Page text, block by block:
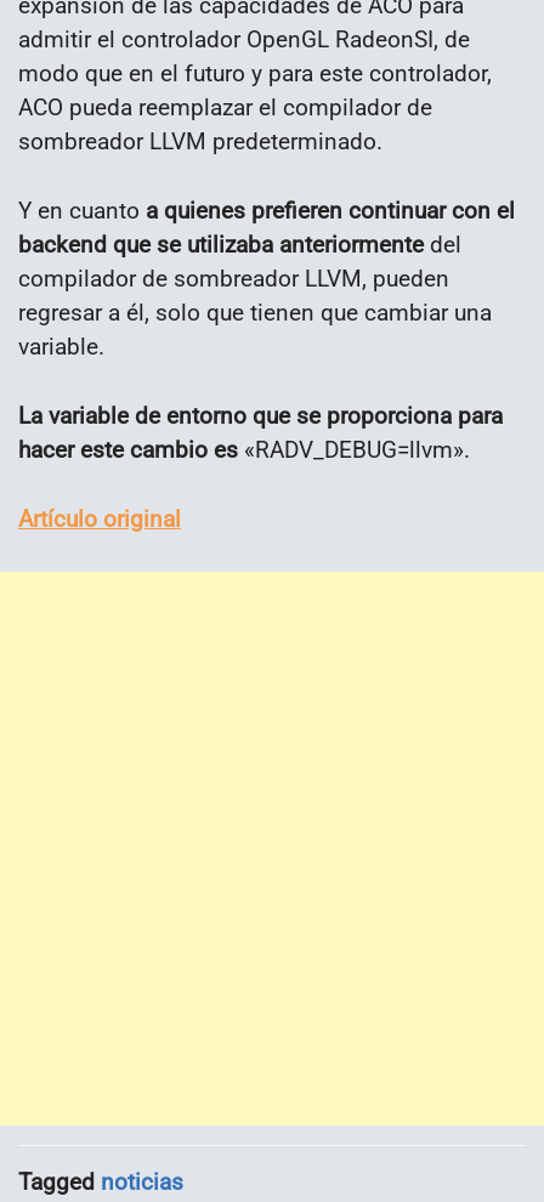
expansión de las capacidades de ACO para
admitir el controlador OpenGL RadeonSI, de
modo que en el futuro y para este controlador,
ACO pueda reemplazar el compilador de
sombreador LLVM predeterminado.
Y en cuanto a quienes prefieren continuar con el
backend que se utilizaba anteriormentedel
compilador de sombreador LLVM, pueden
regresar a él, solo que tienen que cambiar una
variable.
La variable de entorno que se proporciona para
hacer este cambio es «RADV_DEBUG=llvm».
Artículo original
Tagged noticias